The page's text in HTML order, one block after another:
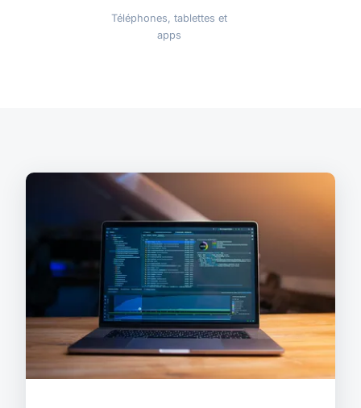
Téléphones, tablettes et
apps